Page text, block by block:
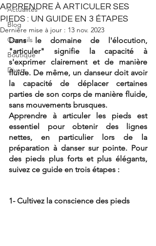
Actualités
Blog
Conseils
Boutique
Divers
APPRENDRE À ARTICULER SES
PIEDS : UN GUIDE EN 3 ÉTAPES
Dernière mise à jour : 13 nov. 2023
Dans le domaine de l'élocution,
"articuler" signifie la capacité à
s'exprimer clairement et de manière
fluide. De même, un danseur doit avoir
la capacité de déplacer certaines
parties de son corps de manière fluide,
sans mouvements brusques.
Apprendre à articuler les pieds est
essentiel pour obtenir des lignes
nettes, en particulier lors de la
préparation à danser sur pointe. Pour
des pieds plus forts et plus élégants,
suivez ce guide en trois étapes :
1- Cultivez la conscience des pieds